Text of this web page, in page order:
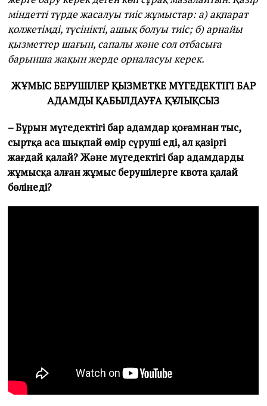
міндетті түрде жасалуы тиіс жұмыстар: а) ақпарат
қолжетімді, түсінікті, ашық болуы тиіс; б) арнайы
қызметтер шағын, сапалы және сол отбасыға
барынша жақын жерде орналасуы керек.
ЖҰМЫС БЕРУШІЛЕР ҚЫЗМЕТКЕ МҮГЕДЕКТІГІ БАР
АДАМДЫ ҚАБЫЛДАУҒА ҚҰЛЫҚСЫЗ
– Бұрын мүгедектігі бар адамдар қоғамнан тыс,
сыртқа аса шықпай өмір сүруші еді, ал қазіргі
жағдай қалай? Және мүгедектігі бар адамдарды
жұмысқа алған жұмыс берушілерге квота қалай
бөлінеді?